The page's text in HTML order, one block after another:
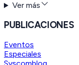
Ver más
PUBLICACIONES
Eventos
Especiales